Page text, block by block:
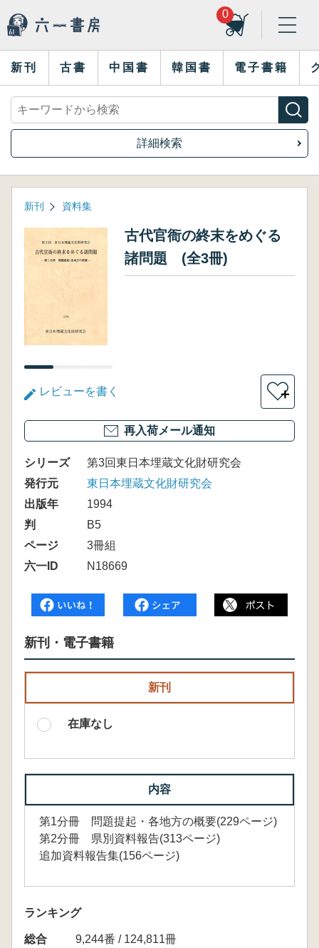
0
新刊 古書 中国書 韓国書 電子書籍
詳細検索
新刊 資料集
古代官衙の終末をめぐる
諸問題 (全3冊)
レビューを書く ＋
再入荷メール通知
シリーズ
第3回東日本埋蔵文化財研究会
発行元
東日本埋蔵文化財研究会
出版年
1994
判
B5
ページ
3冊組
六一ID
N18669
新刊・電子書籍
新刊
在庫なし
内容
第1分冊 問題提起・各地方の概要(229ページ)
第2分冊 県別資料報告(313ページ)
追加資料報告集(156ページ)
ランキング
総合
9,244番 / 124,811冊